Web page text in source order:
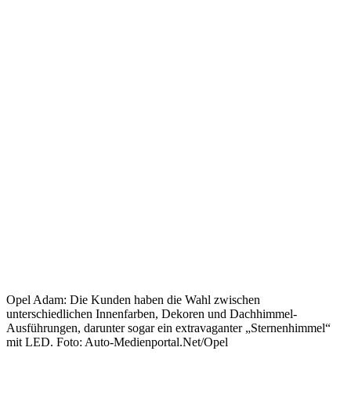
Opel Adam: Die Kunden haben die Wahl zwischen
unterschiedlichen Innenfarben, Dekoren und Dachhimmel-
Ausführungen, darunter sogar ein extravaganter „Sternenhimmel“
mit LED. Foto: Auto-Medienportal.Net/Opel